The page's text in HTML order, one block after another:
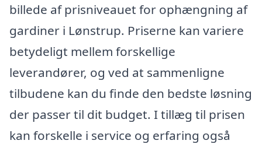
billede af prisniveauet for ophængning af
gardiner i Lønstrup. Priserne kan variere
betydeligt mellem forskellige
leverandører, og ved at sammenligne
tilbudene kan du finde den bedste løsning
der passer til dit budget. I tillæg til prisen
kan forskelle i service og erfaring også